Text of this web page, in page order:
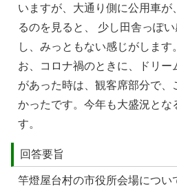
いますが、⼤通り側に公⽤⾞が
るのを⾒ると、 少し⽥舎っぽ
し、みっともない感じがしま
お、コロナ禍のときに、ドリー
があった時は、観客席部分で、
かったです。今年も⼤盛況とな
す。
回答要旨
竿燈屋台村の市役所会場につい